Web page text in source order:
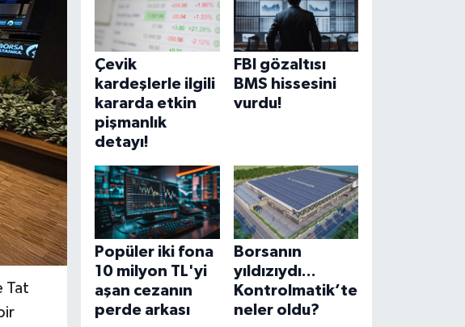
Tat
Çevik
kardeşlerle ilgili
kararda etkin
pişmanlık
detayı!
FBI gözaltısı
BMS hissesini
vurdu!
Popüler iki fona
10 milyon TL'yi
aşan cezanın
perde arkası
Borsanın
yıldızıydı...
Kontrolmatik’te
neler oldu?